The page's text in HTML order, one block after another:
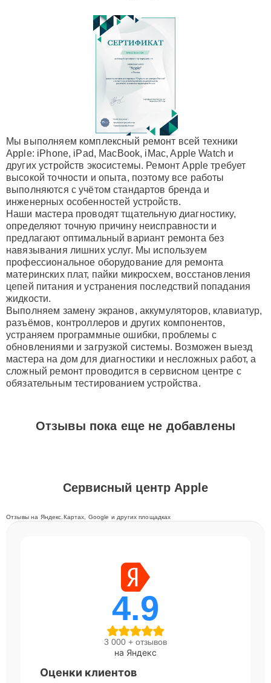
Мы выполняем комплексный ремонт всей техники
Apple: iPhone, iPad, MacBook, iMac, Apple Watch и
других устройств экосистемы. Ремонт Apple требует
высокой точности и опыта, поэтому все работы
выполняются с учётом стандартов бренда и
инженерных особенностей устройств.
Наши мастера проводят тщательную диагностику,
определяют точную причину неисправности и
предлагают оптимальный вариант ремонта без
навязывания лишних услуг. Мы используем
профессиональное оборудование для ремонта
материнских плат, пайки микросхем, восстановления
цепей питания и устранения последствий попадания
жидкости.
Выполняем замену экранов, аккумуляторов, клавиатур,
разъёмов, контроллеров и других компонентов,
устраняем программные ошибки, проблемы с
обновлениями и загрузкой системы. Возможен выезд
мастера на дом для диагностики и несложных работ, а
сложный ремонт проводится в сервисном центре с
обязательным тестированием устройства.
Отзывы пока еще не добавлены
Сервисный центр Apple
Отзывы на Яндекс.Картах, Google и других площадках
4.9
3 000 + отзывов
на Яндекс
Оценки клиентов